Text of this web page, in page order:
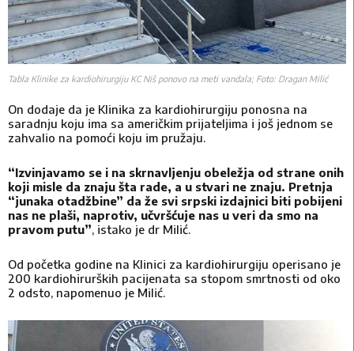
Tabla Klinike za kardiohirurgiju KC Niš ponovo na meti vandala; Foto: Dragan Milić
On dodaje da je Klinika za kardiohirurgiju ponosna na
saradnju koju ima sa američkim prijateljima i još jednom se
zahvalio na pomoći koju im pružaju.
“Izvinjavamo se i na skrnavljenju obeležja od strane onih
koji misle da znaju šta rade, a u stvari ne znaju. Pretnja
“junaka otadžbine” da že svi srpski izdajnici biti pobijeni
nas ne plaši, naprotiv, učvršćuje nas u veri da smo na
pravom putu”, istako je dr Milić.
Od početka godine na Klinici za kardiohirurgiju operisano je
200 kardiohirurških pacijenata sa stopom smrtnosti od oko
2 odsto, napomenuo je Milić.